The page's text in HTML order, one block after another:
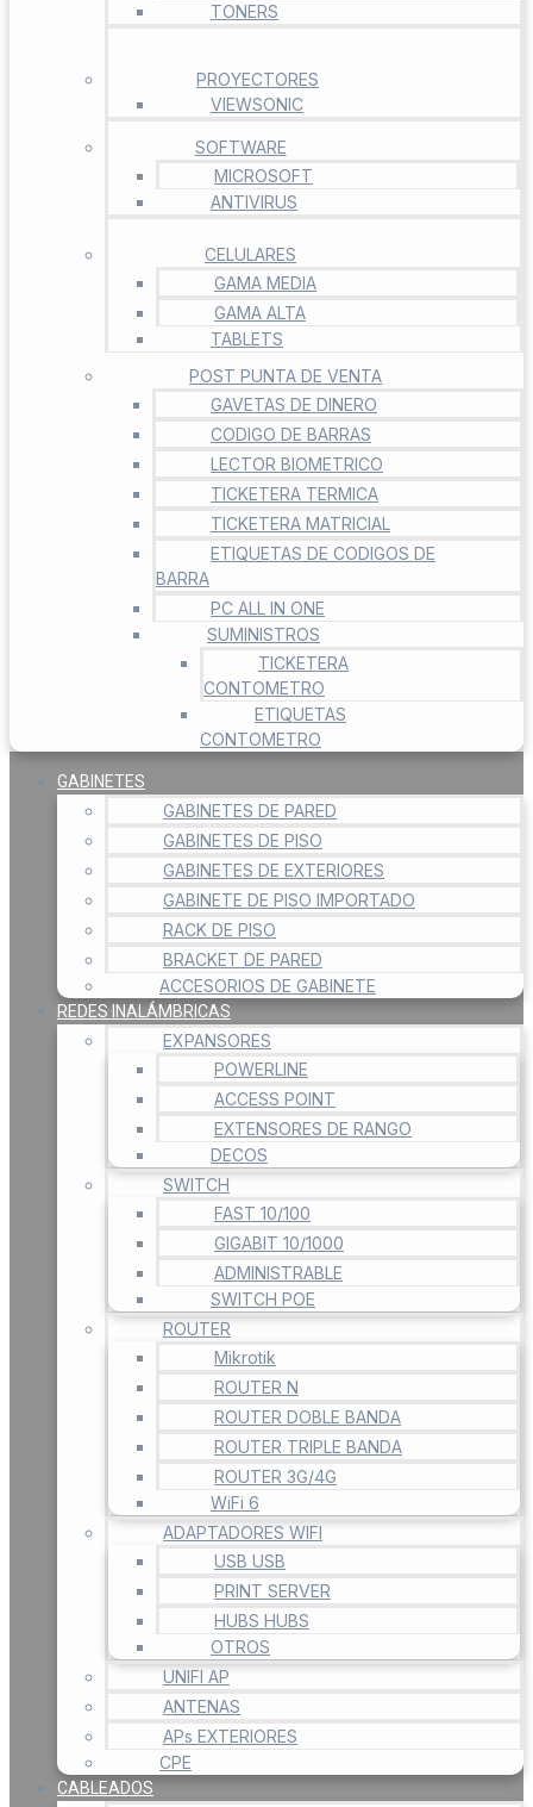
TONERS
PROYECTORES
VIEWSONIC
SOFTWARE
MICROSOFT
ANTIVIRUS
CELULARES
GAMA MEDIA
GAMA ALTA
TABLETS
POST PUNTA DE VENTA
GAVETAS DE DINERO
CODIGO DE BARRAS
LECTOR BIOMETRICO
TICKETERA TERMICA
TICKETERA MATRICIAL
ETIQUETAS DE CODIGOS DE
BARRA
PC ALL IN ONE
SUMINISTROS
TICKETERA
CONTOMETRO
ETIQUETAS
CONTOMETRO
GABINETES
GABINETES DE PARED
GABINETES DE PISO
GABINETES DE EXTERIORES
GABINETE DE PISO IMPORTADO
RACK DE PISO
BRACKET DE PARED
ACCESORIOS DE GABINETE
REDES INALÁMBRICAS
EXPANSORES
POWERLINE
ACCESS POINT
EXTENSORES DE RANGO
DECOS
SWITCH
FAST 10/100
GIGABIT 10/1000
ADMINISTRABLE
SWITCH POE
ROUTER
Mikrotik
ROUTER N
ROUTER DOBLE BANDA
ROUTER TRIPLE BANDA
ROUTER 3G/4G
WiFi 6
ADAPTADORES WIFI
USB USB
PRINT SERVER
HUBS HUBS
OTROS
UNIFI AP
ANTENAS
APs EXTERIORES
CPE
CABLEADOS